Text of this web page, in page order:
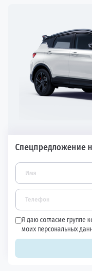
Спецпредложение
Я даю согласие группе
моих персональных